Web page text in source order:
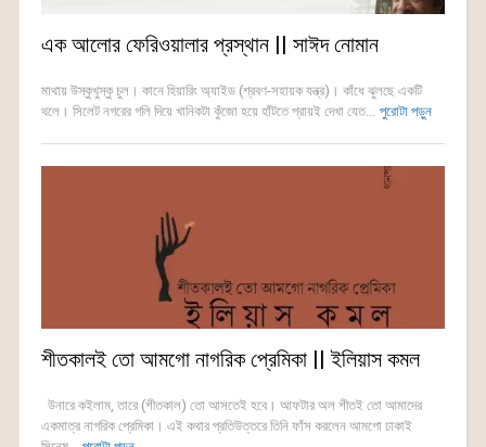
এক আলোর ফেরিওয়ালার প্রস্থান || সাঈদ নোমান
মাথায় উস্কুখুস্কু চুল। কানে হিয়ারিং অ্যাইড (শ্রবণ-সহায়ক যন্ত্র)। কাঁধে ঝুলছে একটি
থলে। সিলেট নগরের গলি দিয়ে খানিকটা কুঁজো হয়ে হাঁটতে প্রায়ই দেখা যেত... পুরোটা পড়ুন
শীতকালই তো আমগো নাগরিক প্রেমিকা || ইলিয়াস কমল
উনারে কইলাম, তারে (শীতকাল) তো আসতেই হবে। আফটার অল শীতই তো আমাদের
একমাত্র নাগরিক প্রেমিকা। এই কথার প্রতিউত্তরে তিনি ফাঁস করলেন আমগো ঢাকাই